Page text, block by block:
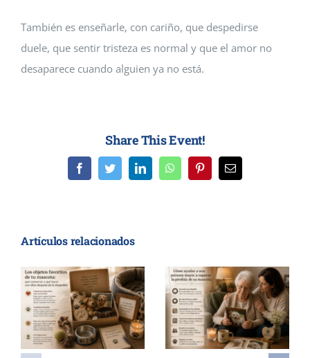
También es enseñarle, con cariño, que despedirse
duele, que sentir tristeza es normal y que el amor no
desaparece cuando alguien ya no está.
Share This Event!
FacebookTwitterLinkedInWhatsAppPinterestCorreo
Artículos relacionados